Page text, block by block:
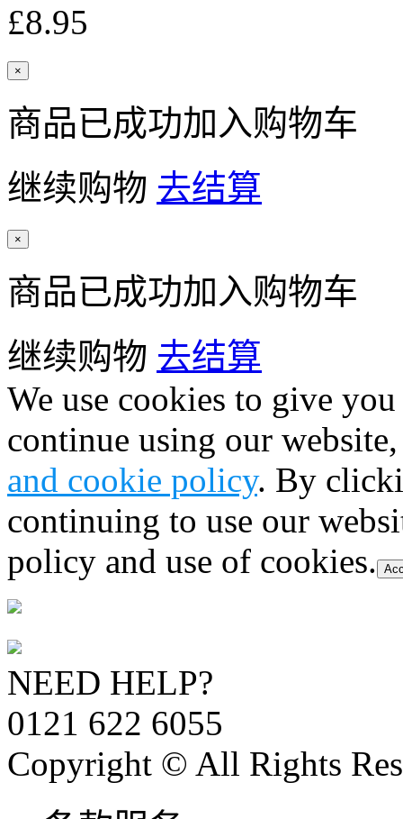
£8.95
×
商品已成功加入购物车
继续购物 去结算
×
商品已成功加入购物车
继续购物 去结算
We use cookies to give
continue using our
and cookie policy. By
continuing to use our
policy and use of cookies.
NEED HELP?
0121 622 6055
Copyright © All Rights